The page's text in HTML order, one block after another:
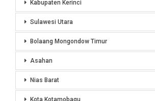
Kabupaten Kerinci
Sulawesi Utara
Bolaang Mongondow Timur
Asahan
Nias Barat
Kota Kotamobagu